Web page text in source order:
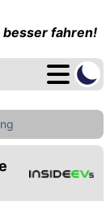
besser fahren!